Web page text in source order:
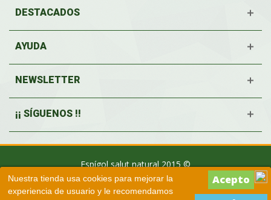
Nuestra tienda usa cookies para mejorar la
experiencia de usuario y le recomendamos
DESTACADOS
AYUDA
NEWSLETTER
¡¡ SÍGUENOS !!
Espígol salut natural 2015 ©